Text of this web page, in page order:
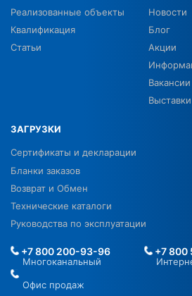
Реализованные объекты
Квалификация
Статьи
Новости
Блог
Акции
Вакансии
Выставки
ЗАГРУЗКИ
Сертификаты и декларации
Бланки заказов
Возврат и Обмен
Технические каталоги
Руководства по эксплуатации
+7 800 200-93-96
Многоканальный
+7
Офис продаж